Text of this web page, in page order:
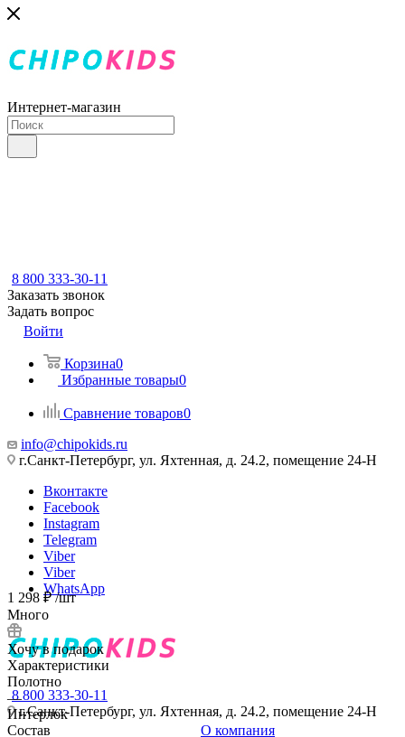
Интернет-магазин
8 800 333-30-11
Заказать звонок
Задать вопрос
Войти
Корзина0
Избранные товары0
Сравнение товаров0
info@chipokids.ru
г.Санкт-Петербург, ул. Яхтенная, д. 24.2, помещение 24-Н
Вконтакте
Facebook
Instagram
Telegram
Viber
Viber
WhatsApp
8 800 333-30-11
г.Санкт-Петербург, ул. Яхтенная, д. 24.2, помещение 24-Н
О компания
1 298 ₽ /шт
Много
Хочу в подарок
Характеристики
Полотно
—
Интерлок
Состав